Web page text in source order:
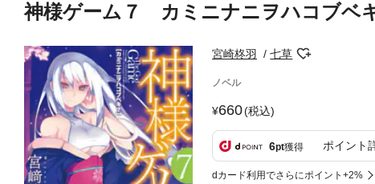
神様ゲーム７ カミニナニヲハコブベ
宮崎柊羽 七草
ノベル
660(税込)
6pt獲得 ポイント
dカード利用でさらにポイント+2%